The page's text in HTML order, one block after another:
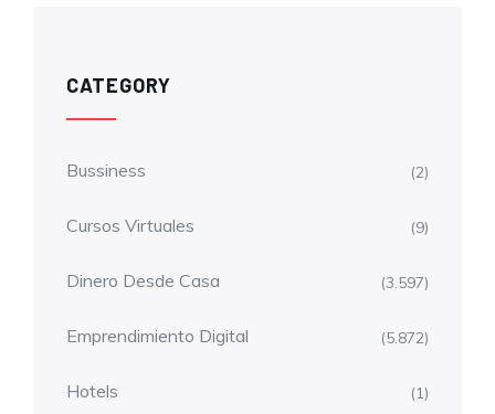
CATEGORY
Bussiness (2)
Cursos Virtuales (9)
Dinero Desde Casa (3.597)
Emprendimiento Digital (5.872)
Hotels (1)